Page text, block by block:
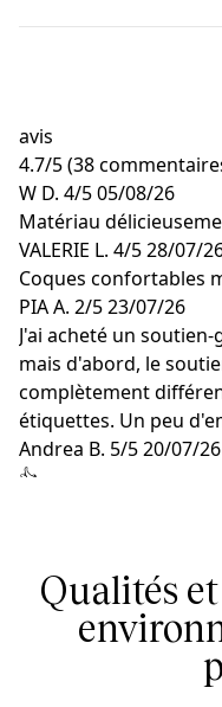
avis
4.7/5(38
W D. 4/505/08/26
Matériau
VALERIE L. 4/528/07/
Coques confortables
PIA A. 2/523/07/26
J'ai acheté un
mais d'abord, le
complètement
étiquettes. Un peu
Andrea B. 5/520/07/26
👍
Qualités